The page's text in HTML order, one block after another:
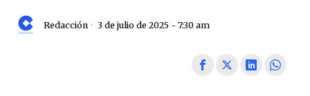
Redacción 3 de julio de 2025 - 7:30 am